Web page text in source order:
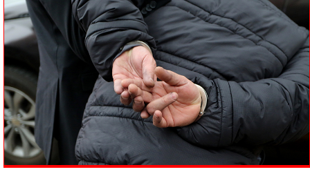
Deportes
Tecnología
Sostenibilidad
soy chile
soy arica